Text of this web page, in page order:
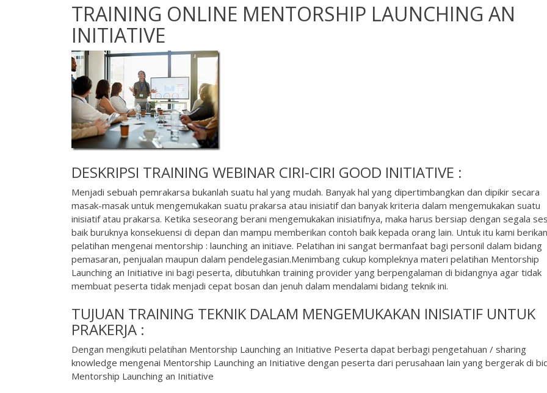
TRAINING ONLINE MENTORSHIP LAUNCHING AN
INITIATIVE
DESKRIPSI TRAINING WEBINAR CIRI-CIRI GOOD INITIATIVE :
Menjadi sebuah pemrakarsa bukanlah suatu hal yang mudah. Banyak hal yang dipertimbangkan dan dipikir secara
masak-masak untuk mengemukakan suatu prakarsa atau inisiatif dan banyak kriteria dalam mengemukakan suatu
inisiatif atau prakarsa. Ketika seseorang berani mengemukakan inisiatifnya, maka harus bersiap dengan segala
baik buruknya konsekuensi di depan dan mampu memberikan contoh baik kepada orang lain. Untuk itu kami berikan
pelatihan mengenai mentorship : launching an initiave. Pelatihan ini sangat bermanfaat bagi personil dalam bidang
pemasaran, penjualan maupun dalam pendelegasian.Menimbang cukup kompleknya materi pelatihan Mentorship
Launching an Initiative ini bagi peserta, dibutuhkan training provider yang berpengalaman di bidangnya agar tidak
membuat peserta tidak menjadi cepat bosan dan jenuh dalam mendalami bidang teknik ini.
TUJUAN TRAINING TEKNIK DALAM MENGEMUKAKAN INISIATIF UNTUK
PRAKERJA :
Dengan mengikuti pelatihan Mentorship Launching an Initiative Peserta dapat berbagi pengetahuan / sharing
knowledge mengenai Mentorship Launching an Initiative dengan peserta dari perusahaan lain yang bergerak di
Mentorship Launching an Initiative